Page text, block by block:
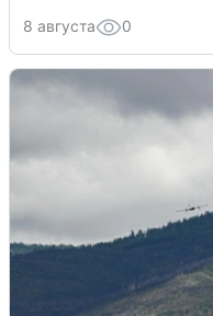
8 августа 0